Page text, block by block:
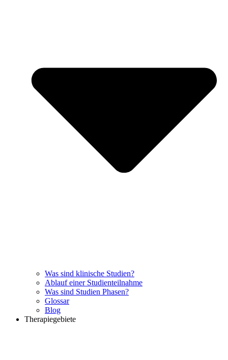
Was sind klinische Studien?
Ablauf einer Studienteilnahme
Was sind Studien Phasen?
Glossar
Blog
Therapiegebiete